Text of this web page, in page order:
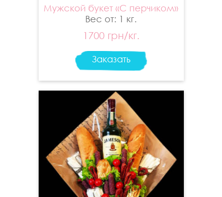
Мужской букет «С перчиком»
Вес от: 1 кг.
1700 грн/кг.
Заказать